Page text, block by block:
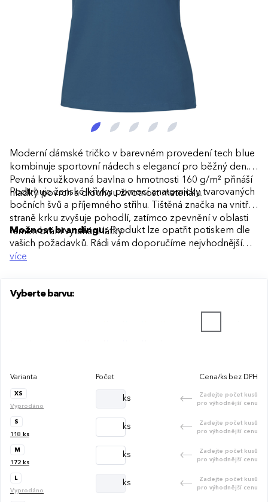
Moderní dámské tričko v barevném provedení tech blue
kombinuje sportovní nádech s elegancí pro běžný den.
Pevná kroužkovaná bavlna o hmotnosti 160 g/m² přináší
hladký povrch a dlouhou životnost materiálu.
Podtrhuje ženské křivky pomocí anatomicky tvarovaných
bočních švů a příjemného střihu. Tištěná značka na vnitřní
straně krku zvyšuje pohodlí, zatímco zpevnění v oblasti
ramen brání vytahání látky.
Možnost brandingu:Produkt lze opatřit potiskem dle
vašich požadavků. Rádi vám doporučíme nejvhodnější
technologii potisku s ohledem na design i váš rozpočet.
více
Vyberte barvu:
Varianta Počet Cena/ks bez DPH
XS
Vyprodáno
ks
Zadejte počet kusů
pro výhodnější cenu
S
118 ks
ks
Zadejte počet kusů
pro výhodnější cenu
M
172 ks
ks
Zadejte počet kusů
pro výhodnější cenu
L
Vyprodáno
ks
Zadejte počet kusů
pro výhodnější cenu